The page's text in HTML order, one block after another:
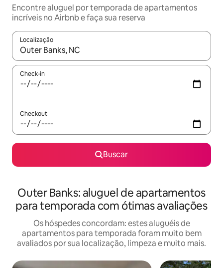
Encontre aluguel por temporada de apartamentos
incríveis no Airbnb e faça sua reserva
Localização
Quando os resultados estiverem disponíveis, explore-os
Check-in
Checkout
Buscar
Outer Banks: aluguel de apartamentos
para temporada com ótimas avaliações
Os hóspedes concordam: estes aluguéis de
apartamentos para temporada foram muito bem
avaliados por sua localização, limpeza e muito mais.